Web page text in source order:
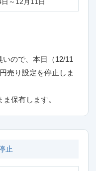
～12月11日
ので、本日（12/11
売り設定を停止しま
保有します。
止